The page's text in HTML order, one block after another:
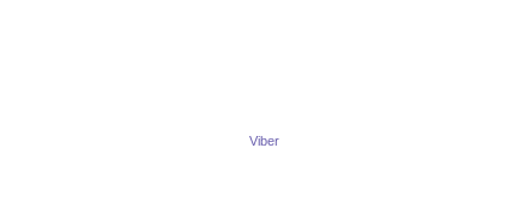
Viber